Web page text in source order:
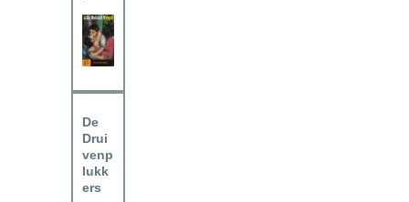
De
Drui
venp
lukk
ers